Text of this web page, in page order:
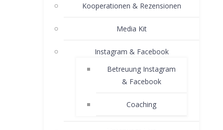
Kooperationen & Rezensionen
Media Kit
Instagram & Facebook
Betreuung Instagram
& Facebook
Coaching